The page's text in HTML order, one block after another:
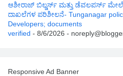
ಆಶೀರಾಜ್ ಬಿಲ್ಡರ್ಸ್ ಮತ್ತು ಡೆವಲಪರ್ಸ್ ಮೇಲೆ
ದಾಖಲೆಗಳ ಪರಿಶೀಲನೆ- Tunganagar
Developers; documents
verified - 8/6/2026 -
Responsive Ad Banner